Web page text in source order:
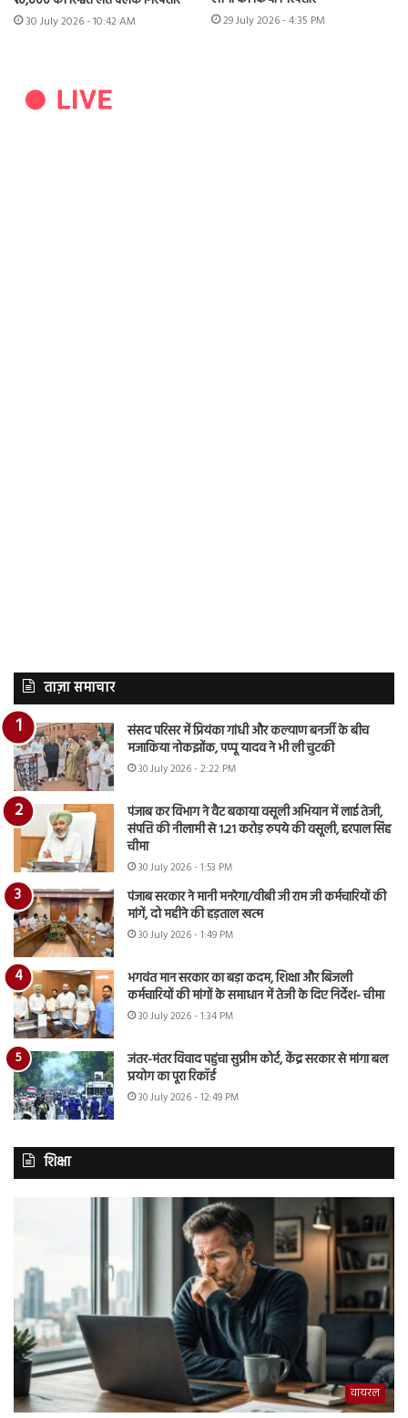
30 July 2026 - 10:42 AM 29 July 2026 - 4:35 PM
ताज़ा समाचार
संसद परिसर में प्रियंका गांधी और कल्याण बनर्जी के बीच
मजाकिया नोकझोंक, पप्पू यादव ने भी ली चुटकी
30 July 2026 - 2:22 PM
पंजाब कर विभाग ने वैट बकाया वसूली अभियान में लाई तेजी,
संपत्ति की नीलामी से 1.21 करोड़ रुपये की वसूली, हरपाल सिंह
चीमा
30 July 2026 - 1:53 PM
पंजाब सरकार ने मानी मनरेगा/वीबी जी राम जी कर्मचारियों की
मांगें, दो महीने की हड़ताल खत्म
30 July 2026 - 1:49 PM
भगवंत मान सरकार का बड़ा कदम, शिक्षा और बिजली
कर्मचारियों की मांगों के समाधान में तेजी के दिए निर्देश- चीमा
30 July 2026 - 1:34 PM
जंतर-मंतर विवाद पहुंचा सुप्रीम कोर्ट, केंद्र सरकार से मांगा बल
प्रयोग का पूरा रिकॉर्ड
30 July 2026 - 12:49 PM
शिक्षा
वायरल